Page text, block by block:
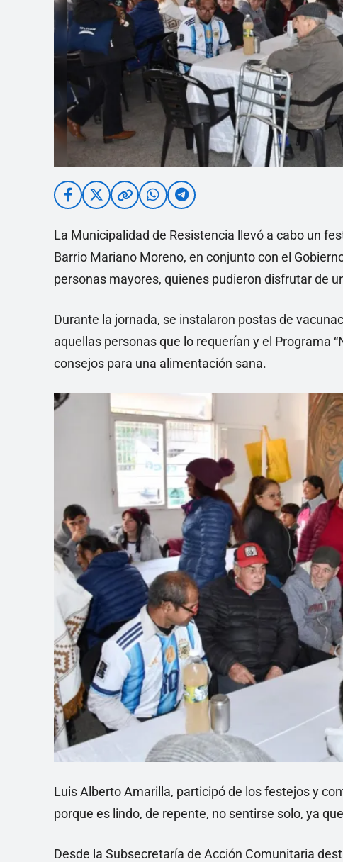
La Municipalidad de Resistencia llevó a cabo un
Barrio Mariano Moreno, en conjunto con el
personas mayores, quienes pudieron disfrutar de
Durante la jornada, se instalaron postas de
aquellas personas que lo requerían y el Programa
consejos para una alimentación sana.
Luis Alberto Amarilla, participó de los festejos y
porque es lindo, de repente, no sentirse solo, ya
Desde la Subsecretaría de Acción Comunitaria